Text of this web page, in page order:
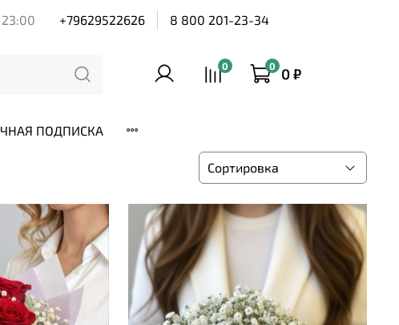
+79629522626 8 800 201-23-34
0 0 0 ₽
ПОДПИСКА